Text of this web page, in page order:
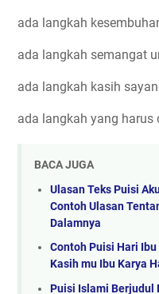
ada langkah
ada langkah semangat
ada langkah kasih
ada langkah yang harus
BACA JUGA
Ulasan Teks Puisi
Contoh Ulasan
Dalamnya
Contoh Puisi Hari
Kasih mu Ibu Karya
Puisi Islami Berjudul